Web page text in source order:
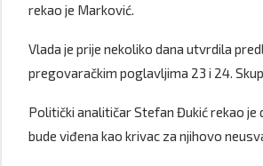
rekao je Marković.
Vlada je prije nekoliko dana utvrdila
pregovaračkim poglavljima 23 i 24.
Politički analitičar Stefan Đukić rekao je
bude viđena kao krivac za njihovo